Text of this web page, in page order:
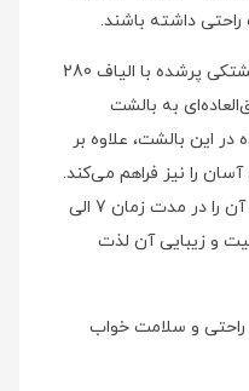
داشته باشند.
بالشت کودک طرح دختر دارای بالشتکی پرشده با الیاف 280
به بالشت
این بالشت، علاوه بر
را نیز فراهم می‌کند.
با سفارش این بالشت، می‌توانید آن را در مدت زمان 7 الی
و زیبایی آن لذت
راحتی و سلامت خواب